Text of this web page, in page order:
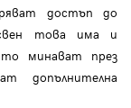
достъп до
това има и
минават през
допълнителна